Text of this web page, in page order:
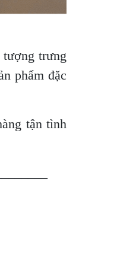
trưng
phẩm đặc
tận tình